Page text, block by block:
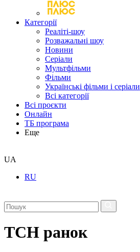
Категорії
Реаліті-шоу
Розважальні шоу
Новини
Серіали
Мультфільми
Фільми
Українські фільми і серіали
Всі категорії
Всі проєкти
Онлайн
ТБ програма
Еще
UA
RU
ТСН ранок